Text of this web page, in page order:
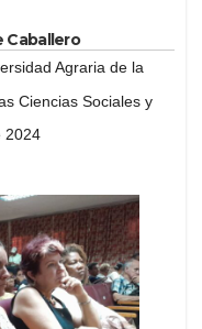
Caballero
Agraria de la
Ciencias Sociales y
2024